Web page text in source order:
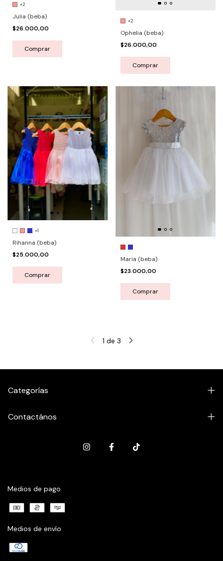
+2
Julia (beba)
$26.000,00
Comprar
+2
Ophelia (beba)
$26.000,00
Comprar
+1
Rihanna (beba)
$25.000,00
Comprar
Maria (beba)
$23.000,00
Comprar
1 de 3
Categorías
Contactános
Medios de pago
Medios de envío